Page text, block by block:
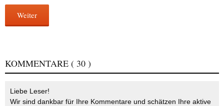
Weiter
KOMMENTARE ( 30 )
Liebe Leser!
Wir sind dankbar für Ihre Kommentare und schätzen Ihre aktive